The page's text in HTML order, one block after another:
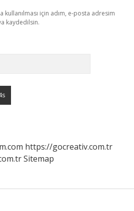
kullanılması için adım, e-posta adresim
kaydedilsin.
https://gocreativ.com.tr
Sitemap